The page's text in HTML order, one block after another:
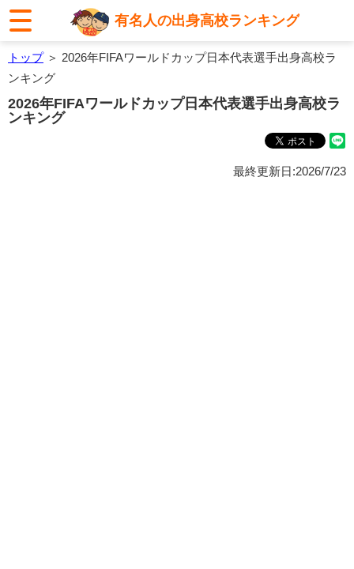
有名人の出身高校ランキング
トップ＞ 2026年FIFAワールドカップ日本代表選手出身高校ラ
ンキング
2026年FIFAワールドカップ日本代表選手出身高校ラ
ンキング
最終更新日:2026/7/23